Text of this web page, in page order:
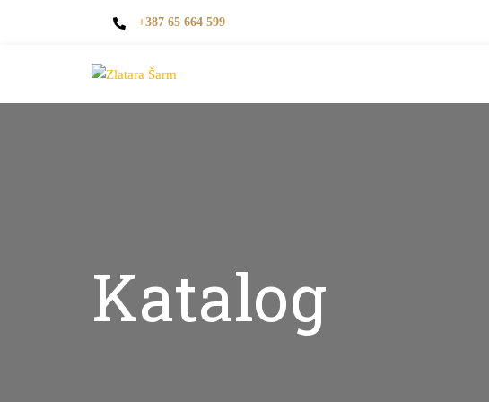
+387 65 664 599
Katalog